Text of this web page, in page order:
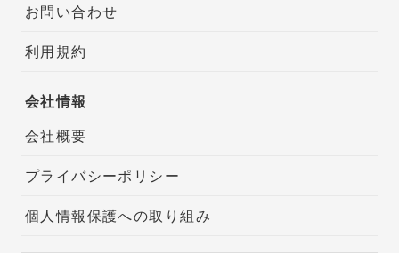
お問い合わせ
利用規約
会社情報
会社概要
プライバシーポリシー
個人情報保護への取り組み